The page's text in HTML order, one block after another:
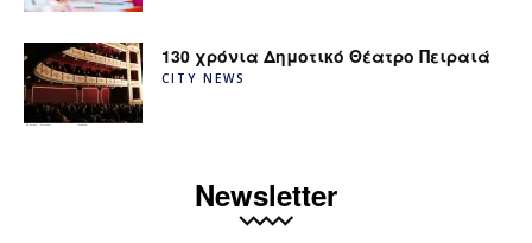
130 χρόνια Δημοτικό Θέατρο Πειραιά
CITY NEWS
Newsletter